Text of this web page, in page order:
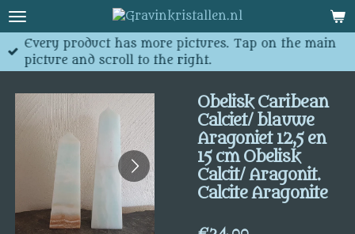
Skip
to
main
content
Every product has more pictures. Tap on the main
picture and scroll to the right.
Obelisk Caribean
Calciet/ blauwe
Aragoniet 12,5 en
15 cm Obelisk
Calcit/ Aragonit.
Calcite Aragonite